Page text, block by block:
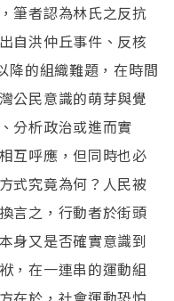
筆者認為林氏之反抗
自洪仲丘事件、反核
降的組織難題，在時間
公民意識的萌芽與覺
分析政治或進而實
互呼應，但同時也必
式究竟為何？人民被
言之，行動者於街頭
身又是否確實意識到
，在一連串的運動組